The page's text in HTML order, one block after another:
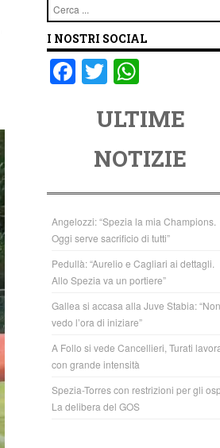
Cerca
I NOSTRI SOCIAL
F
o
o
k
T
tt
er
at
s
A
p
p
ULTIME
NOTIZIE
Angelozzi: “Spezia la mia Champions.
Oggi serve sacrificio di tutti”
Pedullà: “Aurelio e Cagliari ai dettagli.
Allo Spezia va un portiere”
Gallea si accasa alla Juve Stabia: “Non
vedo l’ora di iniziare”
A Follo si vede Cancellieri, Turati
con grande intensità
Spezia-Torres con restrizioni per gli
La delibera del GOS